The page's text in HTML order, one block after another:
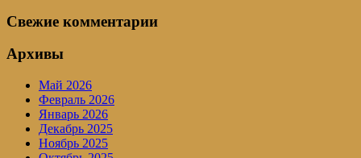
Свежие комментарии
Архивы
Май 2026
Февраль 2026
Январь 2026
Декабрь 2025
Ноябрь 2025